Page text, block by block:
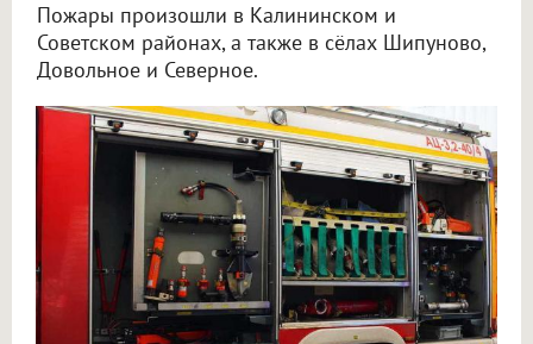
Пожары произошли в Калининском и
Советском районах, а также в сёлах Шипуново,
Довольное и Северное.